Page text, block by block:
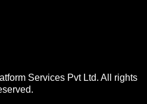
Services Pvt Ltd. All rights